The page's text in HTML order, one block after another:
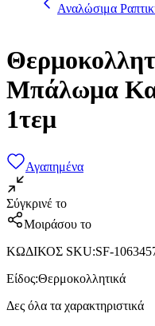
Αναλώσιμα
Μπάλωμα
1τεμ
Αγαπημένα
Σύγκρινέ το
Μοιράσου το
ΚΩΔΙΚΟΣ SKU:SF-
Είδος:Θερμοκολλητικά
Δες όλα τα χαρακτηριστικά